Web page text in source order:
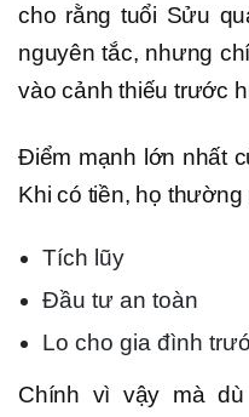
cho rằng tuổi Sửu
nguyên tắc, nhưng
vào cảnh thiếu trước
Điểm mạnh lớn nhất
Khi có tiền, họ thường
Tích lũy
Đầu tư an toàn
Lo cho gia đình
Chính vì vậy mà